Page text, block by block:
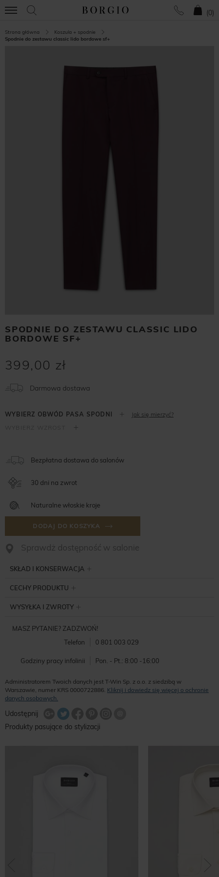
(0)
Strona główna
Koszula + spodnie
Spodnie do zestawu classic lido bordowe sf+
SPODNIE DO ZESTAWU CLASSIC LIDO
BORDOWE SF+
399,00 zł
Darmowa dostawa
Jak się mierzyć?
Bezpłatna dostawa do salonów
30 dni na zwrot
Naturalne włoskie kroje
DODAJ DO KOSZYKA
Sprawdż dostępność w salonie
SKŁAD I KONSERWACJA
CECHY PRODUKTU
WYSYŁKA I ZWROTY
MASZ PYTANIE? ZADZWOŃ!
Telefon
0 801 003 029
Godziny pracy infolinii Pon. - Pt.: 8:00 -16:00
Administratorem Twoich danych jest T-Win Sp. z o.o. z siedzibą w
Warszawie, numer KRS 0000722886. Kliknij i dowiedz się więcej o ochronie
danych osobowych.
Udostępnij
Share FacebookUdostępnij na Google+
Udostępnij na Google+
Produkty pasujące do stylizacji